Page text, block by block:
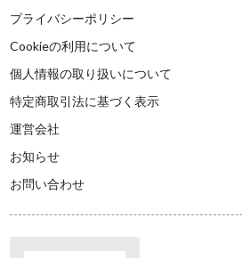
プライバシーポリシー
Cookieの利用について
個人情報の取り扱いについて
特定商取引法に基づく表示
運営会社
お知らせ
お問い合わせ